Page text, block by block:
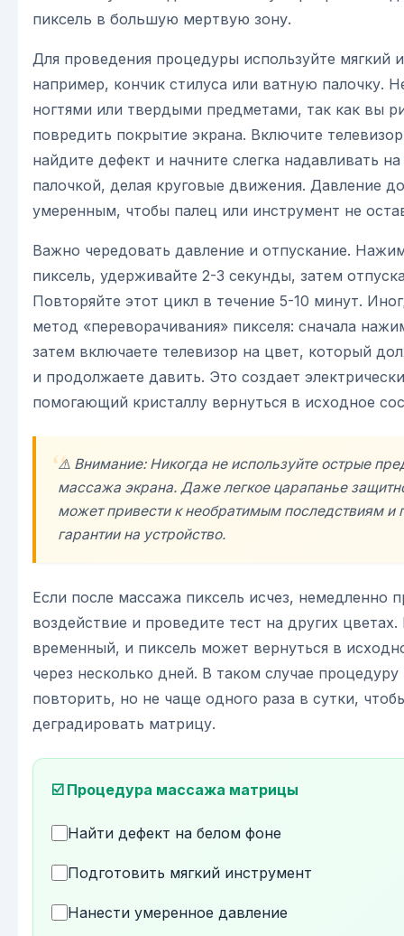
пиксель в большую мертвую зону.
Для проведения процедуры используйте мягкий
например, кончик стилуса или ватную палочку.
ногтями или твердыми предметами, так как вы
повредить покрытие экрана. Включите
найдите дефект и начните слегка надавливать
палочкой, делая круговые движения. Давление
умеренным, чтобы палец или инструмент не
Важно чередовать давление и отпускание.
пиксель, удерживайте 2-3 секунды, затем
Повторяйте этот цикл в течение 5-10 минут.
метод «переворачивания» пикселя: сначала
затем включаете телевизор на цвет, который
и продолжаете давить. Это создает
помогающий кристаллу вернуться в исходное
⚠️ Внимание: Никогда не используйте острые
массажа экрана. Даже легкое царапанье
может привести к необратимым последствиям и
гарантии на устройство.
Если после массажа пиксель исчез, немедленно
воздействие и проведите тест на других
временный, и пиксель может вернуться в
через несколько дней. В таком случае
повторить, но не чаще одного раза в сутки,
деградировать матрицу.
☑️ Процедура массажа матрицы
Найти дефект на белом фоне
Подготовить мягкий инструмент
Нанести умеренное давление